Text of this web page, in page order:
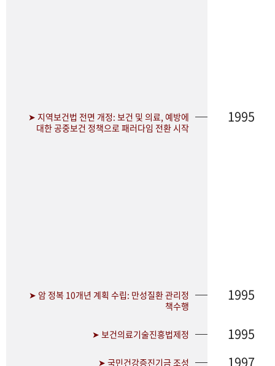
➤ 지역보건법 전면 개정: 보건 및 의료, 예방에
대한 공중보건 정책으로 패러다임 전환 시작
1995
➤ 암 정복 10개년 계획 수립: 만성질환 관리정
책수행
1995
➤ 보건의료기술진흥법제정 1995
➤ 국민건강증진기금 조성 1997